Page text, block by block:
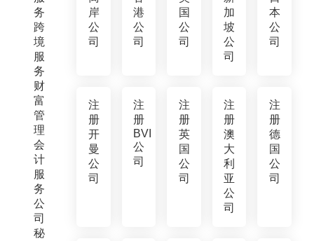
务
跨
境
服
务
财
富
管
理
会
计
服
务
公
司
秘
岸
公
司
港
公
司
国
公
司
加
坡
公
司
本
公
司
注
册
开
曼
公
司
注
册
BVI
公
司
注
册
英
国
公
司
注
册
澳
大
利
亚
公
司
注
册
德
国
公
司